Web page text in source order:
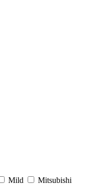
Mild
Mitsubishi